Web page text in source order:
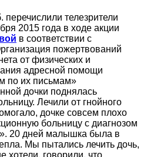
телезрители
2015 года в ходе акции
в соответствии с
пожертвований
от физических и
адресной помощи
по их письмам»
дочки поднялась
Лечили от гнойного
дочке совсем плохо
больницу с диагнозом
20 дней малышка была в
Мы пытались лечить дочь,
хотели, говорили, что